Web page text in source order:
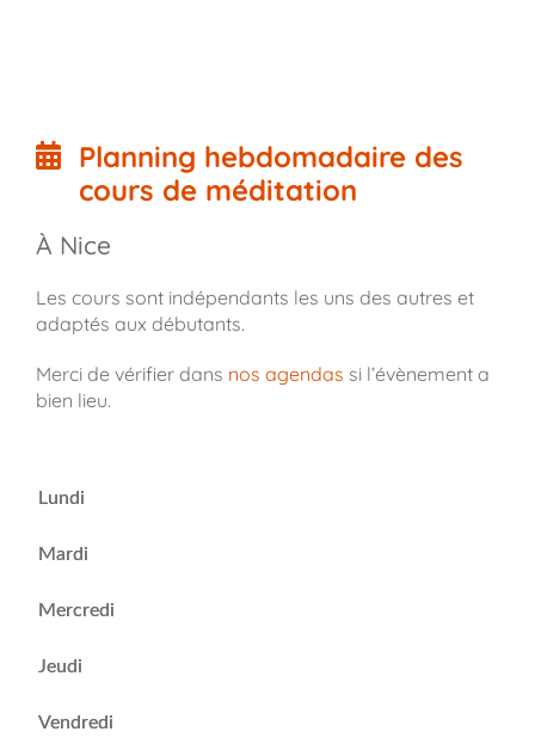
Planning hebdomadaire des
cours de méditation
À Nice
Les cours sont indépendants les uns des autres et
adaptés aux débutants.
Merci de vérifier dans nos agendas si l’évènement a
bien lieu.
Lundi
Mardi
Mercredi
Jeudi
Vendredi